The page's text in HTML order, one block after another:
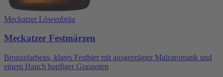
Meckatzer Löwenbräu
Meckatzer Festmärzen
Bronzefarbens, klares Festbier mit ausgeprägter Malzaromatik und
einem Hauch hopfiger Grasnoten